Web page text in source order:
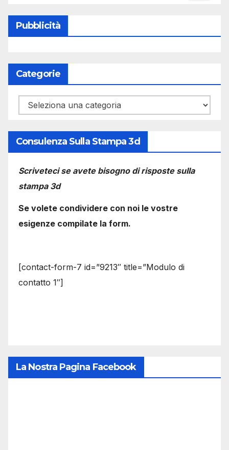
Pubblicità
Categorie
Categorie
Consulenza Sulla Stampa 3d
Scriveteci se avete bisogno di risposte sulla
stampa 3d
Se volete condividere con noi le vostre
esigenze compilate la form.
[contact-form-7 id=”9213″ title=”Modulo di
contatto 1″]
La Nostra Pagina Facebook